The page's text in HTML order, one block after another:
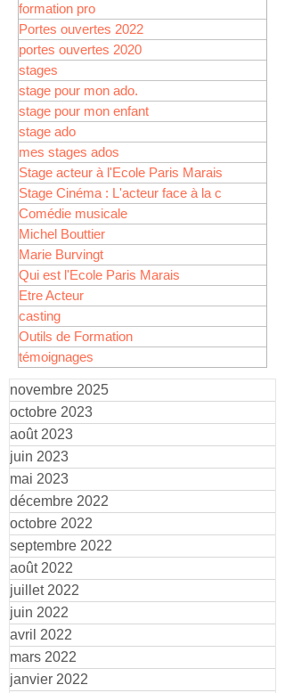
formation pro
Portes ouvertes 2022
portes ouvertes 2020
stages
stage pour mon ado.
stage pour mon enfant
stage ado
mes stages ados
Stage acteur à l'Ecole Paris Marais
Stage Cinéma : L'acteur face à la c
Comédie musicale
Michel Bouttier
Marie Burvingt
Qui est l'Ecole Paris Marais
Etre Acteur
casting
Outils de Formation
témoignages
novembre 2025
octobre 2023
août 2023
juin 2023
mai 2023
décembre 2022
octobre 2022
septembre 2022
août 2022
juillet 2022
juin 2022
avril 2022
mars 2022
janvier 2022